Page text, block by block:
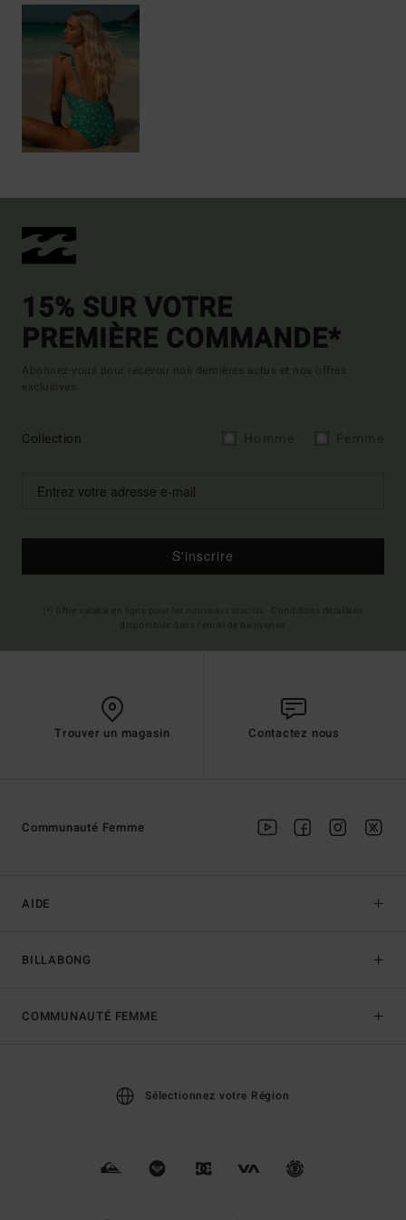
15% SUR VOTRE
PREMIÈRE COMMANDE*
Abonnez-vous pour recevoir nos dernières actus et nos offres
exclusives.
Collection
S'inscrire
Trouver un magasin Contactez nous
AIDE
BILLABONG
Communauté Femme
COMMUNAUTÉ FEMME
Sélectionnez votre Région